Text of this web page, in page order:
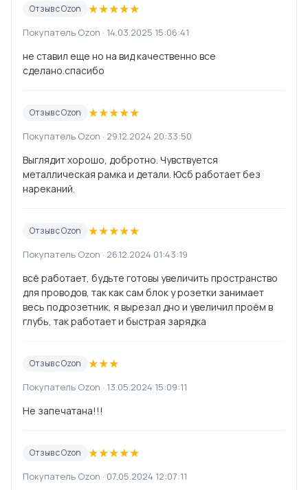
Отзыв с Ozon ★★★★★
Покупатель Ozon · 14.03.2025 15:06:41
не ставил еще но на вид качественно все
сделано.спасибо
Отзыв с Ozon ★★★★★
Покупатель Ozon · 29.12.2024 20:33:50
Выглядит хорошо, добротно. Чувствуется
металлическая рамка и детали. Юсб работает без
нареканий.
Отзыв с Ozon ★★★★★
Покупатель Ozon · 26.12.2024 01:43:19
всё работает, будьте готовы увеличить пространство
для проводов, так как сам блок у розетки занимает
весь подрозетник, я вырезал дно и увеличил проём в
глубь, так работает и быстрая зарядка
Отзыв с Ozon ★★★
Покупатель Ozon · 13.05.2024 15:09:11
Не запечатана!!!
Отзыв с Ozon ★★★★★
Покупатель Ozon · 07.05.2024 12:07:11